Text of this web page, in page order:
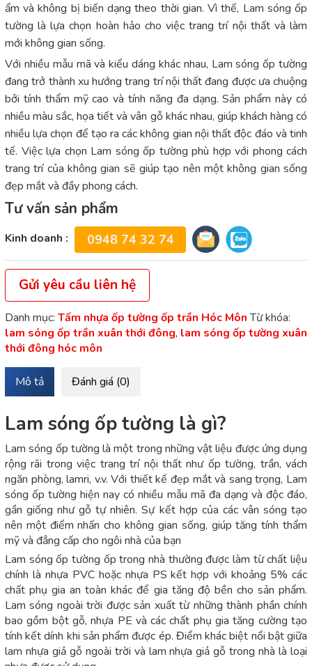
ẩm và không bị biến dạng theo thời gian. Vì thế, Lam sóng ốp
tường là lựa chọn hoàn hảo cho việc trang trí nội thất và làm
mới không gian sống.
Với nhiều mẫu mã và kiểu dáng khác nhau, Lam sóng ốp tường
đang trở thành xu hướng trang trí nội thất đang được ưa chuộng
bởi tính thẩm mỹ cao và tính năng đa dạng. Sản phẩm này có
nhiều màu sắc, họa tiết và vân gỗ khác nhau, giúp khách hàng có
nhiều lựa chọn để tạo ra các không gian nội thất độc đáo và tinh
tế. Việc lựa chọn Lam sóng ốp tường phù hợp với phong cách
trang trí của không gian sẽ giúp tạo nên một không gian sống
đẹp mắt và đầy phong cách.
Tư vấn sản phẩm
Kinh doanh : 0948 74 32 74
Gửi yêu cầu liên hệ
Danh mục: Tấm nhựa ốp tường ốp trần Hóc Môn Từ khóa:
lam sóng ốp trần xuân thới đông, lam sóng ốp tường xuân
thới đông hóc môn
Mô tả Đánh giá (0)
Lam sóng ốp tường là gì?
Lam sóng ốp tường là một trong những vật liệu được ứng dụng
rộng rãi trong việc trang trí nội thất như ốp tường, trần, vách
ngăn phòng, lamri, v.v. Với thiết kế đẹp mắt và sang trọng, Lam
sóng ốp tường hiện nay có nhiều mẫu mã đa dạng và độc đáo,
gần giống như gỗ tự nhiên. Sự kết hợp của các vân sóng tạo
nên một điểm nhấn cho không gian sống, giúp tăng tính thẩm
mỹ và đẳng cấp cho ngôi nhà của bạn
Lam sóng ốp tường ốp trong nhà thường được làm từ chất liệu
chính là nhựa PVC hoặc nhựa PS kết hợp với khoảng 5% các
chất phụ gia an toàn khác để gia tăng độ bền cho sản phẩm.
Lam sóng ngoài trời được sản xuất từ những thành phần chính
bao gồm bột gỗ, nhựa PE và các chất phụ gia tăng cường tạo
tính kết dính khi sản phẩm được ép. Điểm khác biệt nổi bật giữa
lam nhựa giả gỗ ngoài trời và lam nhựa giả gỗ trong nhà là loại